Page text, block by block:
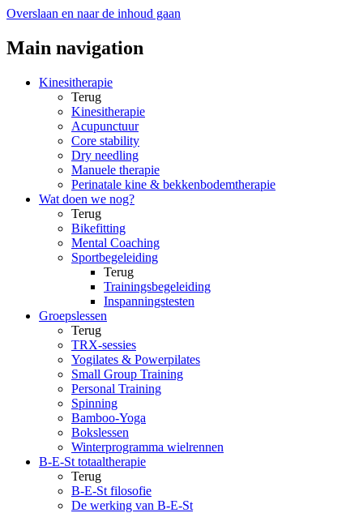
Overslaan en naar de inhoud gaan
Main navigation
Kinesitherapie
Terug
Kinesitherapie
Acupunctuur
Core stability
Dry needling
Manuele therapie
Perinatale kine & bekkenbodemtherapie
Wat doen we nog?
Terug
Bikefitting
Mental Coaching
Sportbegeleiding
Terug
Trainingsbegeleiding
Inspanningstesten
Groepslessen
Terug
TRX-sessies
Yogilates & Powerpilates
Small Group Training
Personal Training
Spinning
Bamboo-Yoga
Bokslessen
Winterprogramma wielrennen
B-E-St totaaltherapie
Terug
B-E-St filosofie
De werking van B-E-St